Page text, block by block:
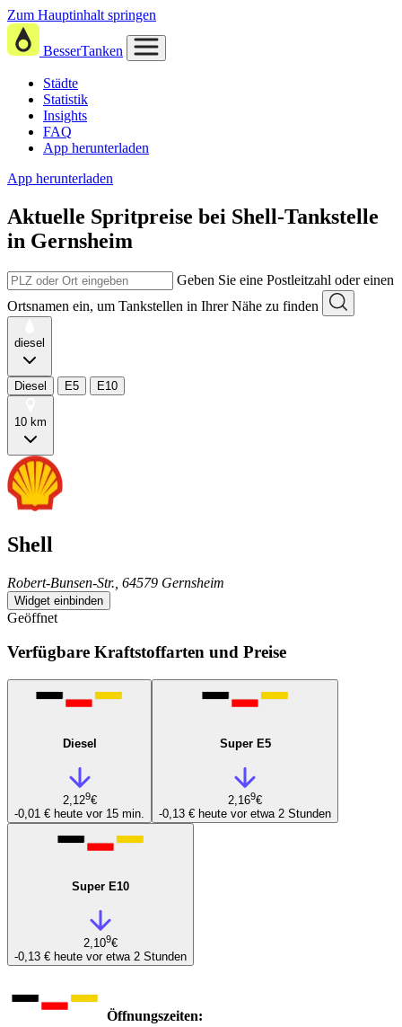
Zum Hauptinhalt springen
BesserTanken
Städte
Statistik
Insights
FAQ
App herunterladen
App herunterladen
Aktuelle Spritpreise bei Shell-Tankstelle
in Gernsheim
Geben Sie eine Postleitzahl oder einen
Ortsnamen ein, um Tankstellen in Ihrer Nähe zu finden
diesel
Diesel E5 E10
10 km
Shell
Robert-Bunsen-Str., 64579 Gernsheim
Widget einbinden
Geöffnet
Verfügbare Kraftstoffarten und Preise
Diesel
2,129€
-0,01 € heute vor 15 min.
Super E5
2,169€
-0,13 € heute vor etwa 2 Stunden
Super E10
2,109€
-0,13 € heute vor etwa 2 Stunden
Öffnungszeiten: